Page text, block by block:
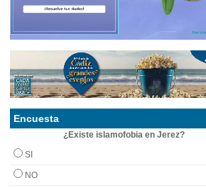
Encuesta
¿Existe islamofobia en Jerez?
SI
NO